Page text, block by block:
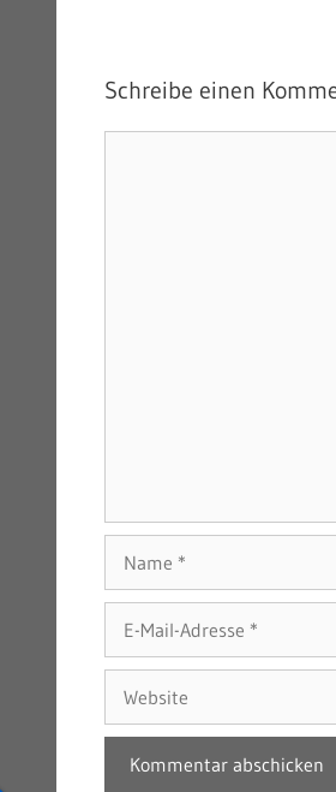
Schreibe einen
Mail-
Adresse